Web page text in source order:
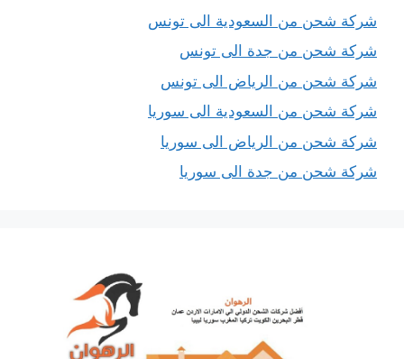
شركة شحن من السعودية الى تونس
شركة شحن من جدة الى تونس
شركة شحن من الرياض الى تونس
شركة شحن من السعودية الى سوريا
شركة شحن من الرياض الى سوريا
شركة شحن من جدة الى سوريا